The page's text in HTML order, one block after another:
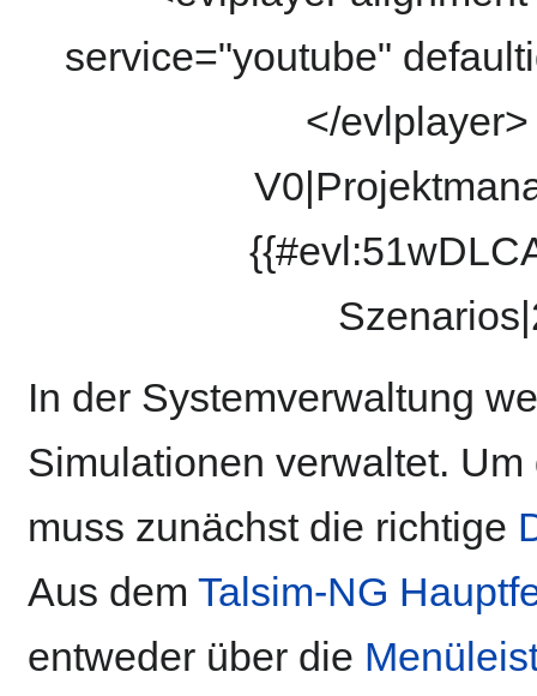
service="youtube"
</
In der Systemverwaltung
Simulationen verwaltet.
muss zunächst die richtige
Aus dem Talsim-NG
entweder über die